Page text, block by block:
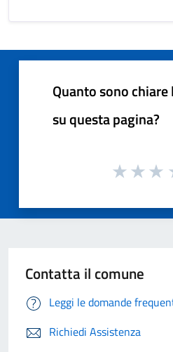
Quanto sono
su questa pagina?
Contatta il comune
Leggi le domande
Richiedi Assistenza